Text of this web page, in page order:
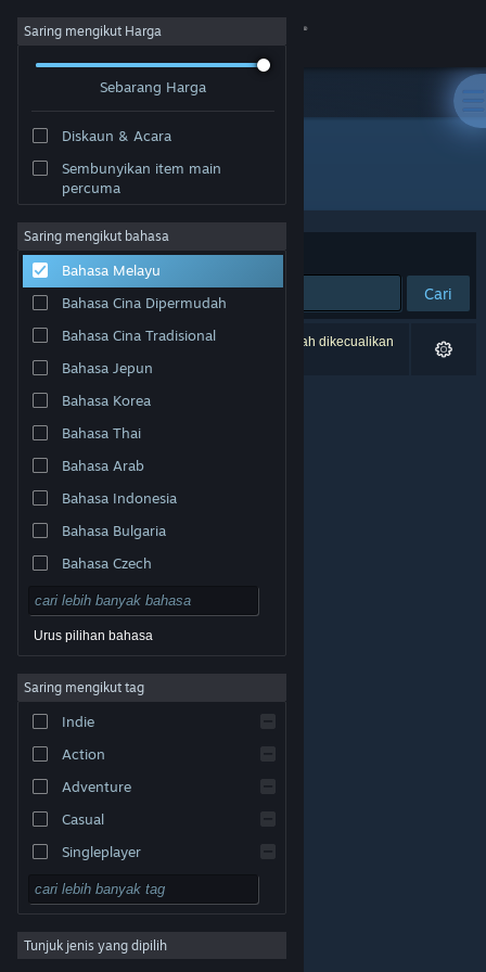
Sign in
Tentang
Sokongan
Ubah bahasa
Dapatkan Steam Mobile App
Lihat laman web desktop
© Valve Corporation. Hak cipta terpelihara. Semua
tanda dagangan ialah hak milik pemilik masing-masing
di AS dan negara-negara lain.Dasar Privasi|
Steam | Bayaran balik | Kuki
Saring mengikut Harga
Sebarang Harga
Diskaun & Acara
Sembunyikan item main
percuma
Saring mengikut bahasa
Bahasa Melayu
Bahasa Cina Dipermudah
Bahasa Cina Tradisional
Bahasa Jepun
Bahasa Korea
Bahasa Thai
Bahasa Arab
Bahasa Indonesia
Bahasa Bulgaria
Bahasa Czech
Bahasa Denmark
Bahasa Jerman
Bahasa Inggeris
Bahasa Sepanyol – Sepanyol
Bahasa Sepanyol – Amerika
Urus pilihan bahasa
Saring mengikut tag
Indie
Action
Adventure
Casual
Singleplayer
Simulation
RPG
Strategy
Tunjuk jenis yang dipilih
Pembangun: Zero Sum Games
Susun mengikut Perkaitan
Cari
0 hasil sepadan dengan carian anda. 8 tajuk telah dikecualikan
berdasarkan pilihan anda.